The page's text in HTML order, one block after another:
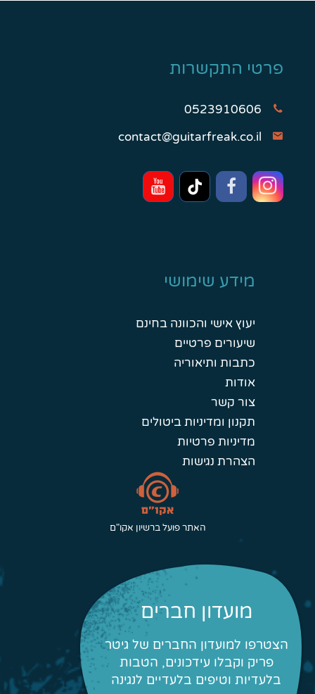
פרטי התקשרות
0523910606
contact@guitarfreak.co.il
מידע שימושי
יעוץ אישי והכוונה בחינם
שיעורים פרטיים
כתבות ותיאוריה
אודות
צור קשר
תקנון ומדיניות ביטולים
מדיניות פרטיות
הצהרת נגישות
האתר פועל ברשיון אקו"ם
מועדון חברים
הצטרפו למועדון החברים של גיטר
פריק וקבלו עידכונים, הטבות
בלעדיות וטיפים בלעדיים לנגינה